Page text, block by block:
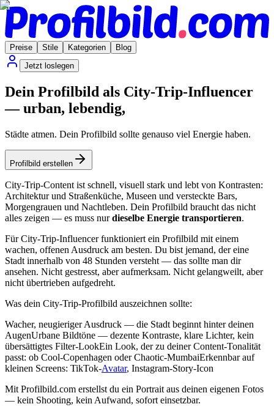
Preise Stile Kategorien
Blog
Jetzt loslegen
Dein Profilbild als City-Trip-Influencer
— urban, lebendig,
Städte atmen. Dein Profilbild sollte genauso viel Energie haben.
Profilbild erstellen
City-Trip-Content ist schnell, visuell stark und lebt von Kontrasten:
Architektur und Straßenküche, Museen und versteckte Bars,
Morgengrauen und Nachtleben. Dein Profilbild braucht das nicht
alles zeigen — es muss nurdieselbe Energie transportieren.
Für City-Trip-Influencer funktioniert ein Profilbild mit einem
wachen, offenen Ausdruck am besten. Du bist jemand, der eine
Stadt innerhalb von 48 Stunden versteht — das sollte man dir
ansehen. Nicht gestresst, aber aufmerksam. Nicht gelangweilt, aber
nicht übertrieben aufgedreht.
Was dein City-Trip-Profilbild auszeichnen sollte:
Wacher, neugieriger Ausdruck — die Stadt beginnt hinter deinen
AugenUrbane Bildtöne — dezente Kontraste, klare Lichter, kein
übersättigtes Filter-LookEin Look, der zu deiner Content-Tonalität
passt: ob Cool-Copenhagen oder Chaotic-MumbaiErkennbar auf
kleinen Screens: TikTok-Avatar, Instagram-Story-Icon
Mit Profilbild.com erstellst du ein Portrait aus deinen eigenen Fotos
— kein Shooting, kein Aufwand, sofort einsetzbar.